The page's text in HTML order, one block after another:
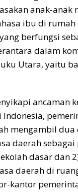
anak-anak
ibu di
berfungsi
dalam
Utara, yaitu
ancaman
Indonesia,
mengambil dua
daerah
dasar dan
daerah di
kantor